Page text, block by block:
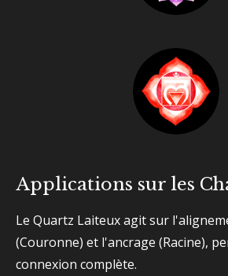
Applications sur les
Le Quartz Laiteux agit sur
(Couronne) et l'ancrage (Racine),
connexion complète.